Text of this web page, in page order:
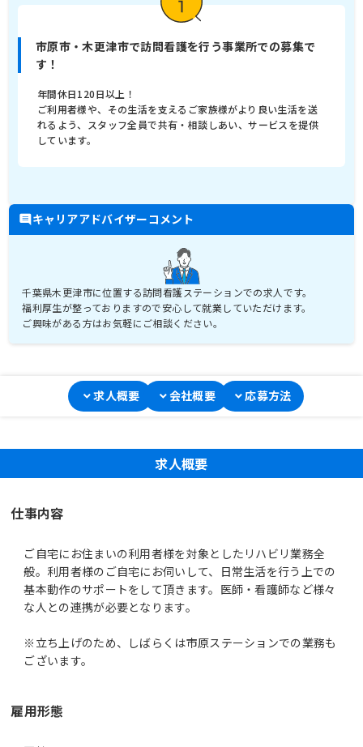
市原市・木更津市で訪問看護を行う事業所での募集で
す！
年間休日120日以上！
ご利用者様や、その生活を支えるご家族様がより良い生活を送
れるよう、スタッフ全員で共有・相談しあい、サービスを提供
しています。
キャリアアドバイザーコメント
千葉県木更津市に位置する訪問看護ステーションでの求人です。
福利厚生が整っておりますので安心して就業していただけます。
ご興味がある方はお気軽にご相談ください。
求人概要 会社概要 応募方法
求人概要
仕事内容
ご自宅にお住まいの利用者様を対象としたリハビリ業務全
般。利用者様のご自宅にお伺いして、日常生活を行う上での
基本動作のサポートをして頂きます。医師・看護師など様々
な人との連携が必要となります。
※立ち上げのため、しばらくは市原ステーションでの業務も
ございます。
雇用形態